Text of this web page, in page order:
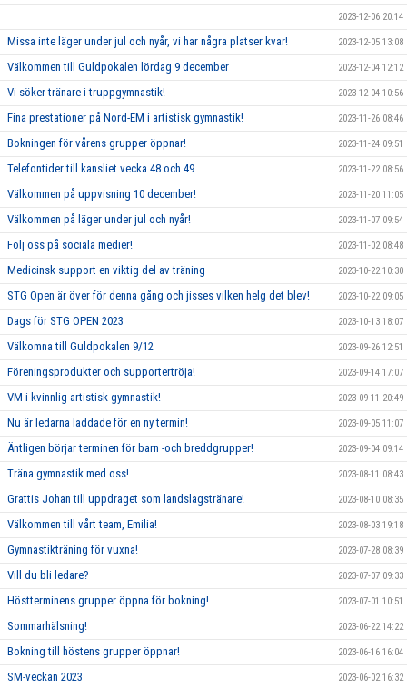
2023-12-06 20:14
Missa inte läger under jul och nyår, vi har några platser kvar! 2023-12-05 13:08
Välkommen till Guldpokalen lördag 9 december 2023-12-04 12:12
Vi söker tränare i truppgymnastik! 2023-12-04 10:56
Fina prestationer på Nord-EM i artistisk gymnastik! 2023-11-26 08:46
Bokningen för vårens grupper öppnar! 2023-11-24 09:51
Telefontider till kansliet vecka 48 och 49 2023-11-22 08:56
Välkommen på uppvisning 10 december! 2023-11-20 11:05
Välkommen på läger under jul och nyår! 2023-11-07 09:54
Följ oss på sociala medier! 2023-11-02 08:48
Medicinsk support en viktig del av träning 2023-10-22 10:30
STG Open är över för denna gång och jisses vilken helg det blev! 2023-10-22 09:05
Dags för STG OPEN 2023 2023-10-13 18:07
Välkomna till Guldpokalen 9/12 2023-09-26 12:51
Föreningsprodukter och supportertröja! 2023-09-14 17:07
VM i kvinnlig artistisk gymnastik! 2023-09-11 20:49
Nu är ledarna laddade för en ny termin! 2023-09-05 11:07
Äntligen börjar terminen för barn -och breddgrupper! 2023-09-04 09:14
Träna gymnastik med oss! 2023-08-11 08:43
Grattis Johan till uppdraget som landslagstränare! 2023-08-10 08:35
Välkommen till vårt team, Emilia! 2023-08-03 19:18
Gymnastikträning för vuxna! 2023-07-28 08:39
Vill du bli ledare? 2023-07-07 09:33
Höstterminens grupper öppna för bokning! 2023-07-01 10:51
Sommarhälsning! 2023-06-22 14:22
Bokning till höstens grupper öppnar! 2023-06-16 16:04
SM-veckan 2023 2023-06-02 16:32